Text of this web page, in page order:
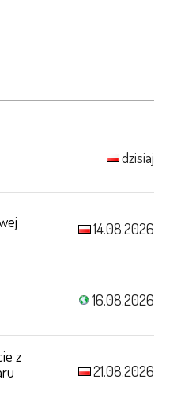
dzisiaj
14.08.2026
16.08.2026
z
21.08.2026